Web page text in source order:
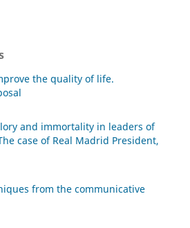
the quality of life.
and immortality in leaders of
case of Real Madrid President,
from the communicative